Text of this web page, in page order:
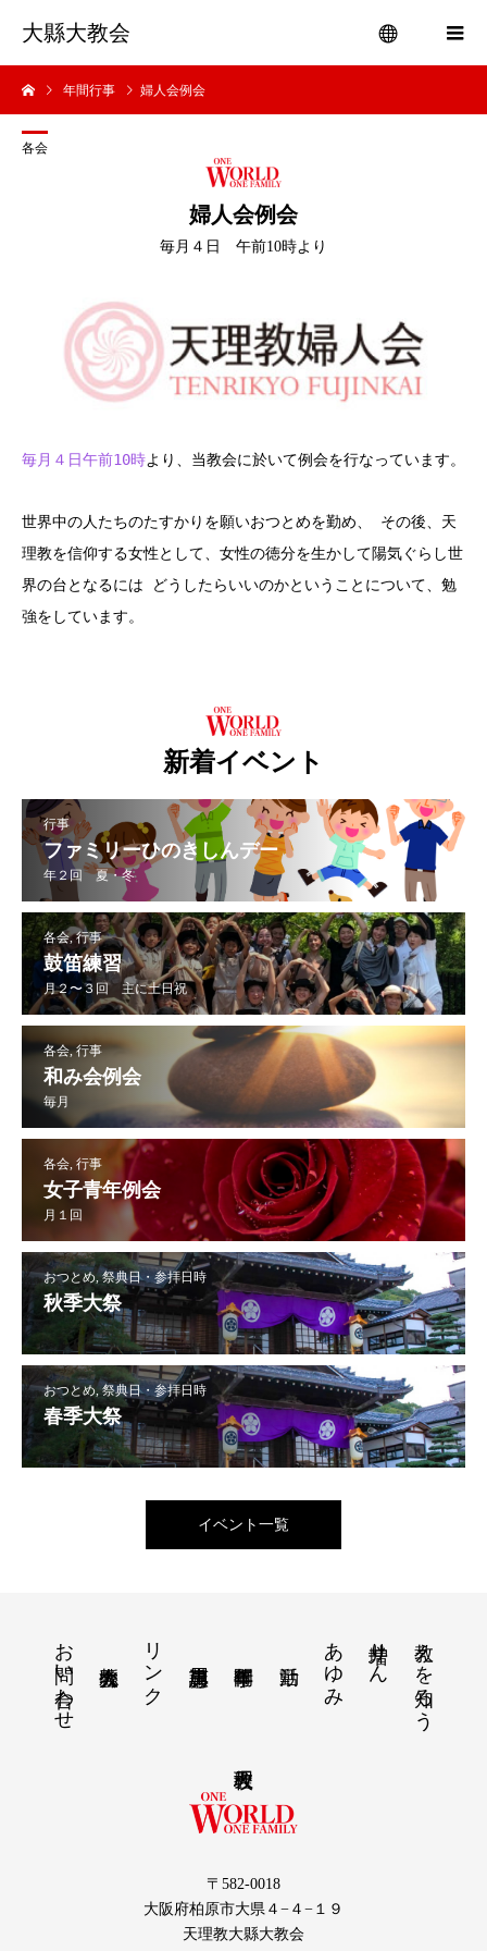
大縣大教会
年間行事 婦人会例会
各会
婦人会例会
毎月４日 午前10時より
毎月４日午前10時より、当教会に於いて例会を行なっています。
世界中の人たちのたすかりを願いおつとめを勤め、 その後、天
理教を信仰する女性として、女性の徳分を生かして陽気ぐらし世
界の台となるには どうしたらいいのかということについて、勉
強をしています。
新着イベント
行事
ファミリーひのきしんデー
年２回 夏・冬
各会, 行事
鼓笛練習
月２〜３回 主に土日祝
各会, 行事
和み会例会
毎月
各会, 行事
女子青年例会
月１回
おつとめ, 祭典日・参拝日時
秋季大祭
おつとめ, 祭典日・参拝日時
春季大祭
イベント一覧
教えを知ろう
増井りん
あゆみ
リンク
お問い合わせ
〒582-0018
大阪府柏原市大県４−４−１９
天理教大縣大教会